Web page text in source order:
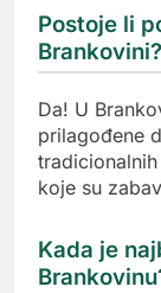
Postoje li
Brankovini?
Da! U
prilagođene
koje su
Kada je